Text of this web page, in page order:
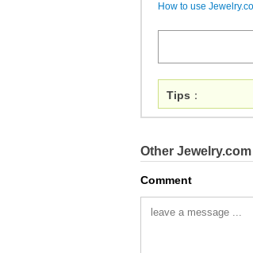
How to use
Tips ：
Other
Comment